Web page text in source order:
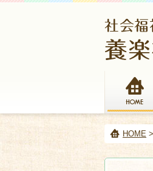
HOME >